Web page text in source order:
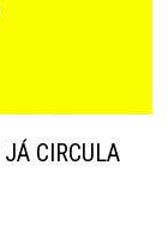
CIRCULA